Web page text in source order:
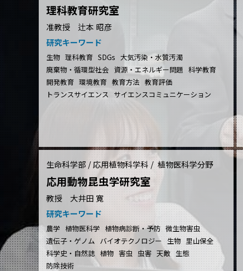
理科教育研究室
准教授 辻本 昭彦
研究キーワード
生物 理科教育 SDGs 大気汚染・水質汚濁
廃棄物・循環型社会 資源・エネルギー問題 科学教育
開発教育 環境教育 教育方法 教育評価
トランスサイエンス サイエンスコミュニケーション
生命科学部 / 応用植物科学科 / 植物医科学分野
応用動物昆虫学研究室
教授 大井田 寛
研究キーワード
農学 植物医科学 植物病診断・予防 微生物害虫
遺伝子・ゲノム バイオテクノロジー 生物 里山保全
科学史・自然誌 植物 害虫 虫害 天敵 生態
防除技術